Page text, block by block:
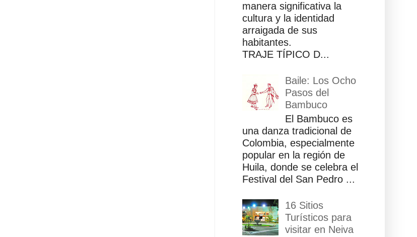
manera significativa la
cultura y la identidad
arraigada de sus
habitantes.
TRAJE TÍPICO D...
Baile: Los Ocho
Pasos del
Bambuco
El Bambuco es
una danza tradicional de
Colombia, especialmente
popular en la región de
Huila, donde se celebra el
Festival del San Pedro ...
16 Sitios
Turísticos para
visitar en Neiva